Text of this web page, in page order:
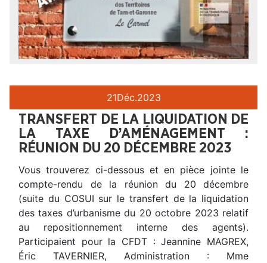
21Déc.2023
TRANSFERT DE LA LIQUIDATION DE
LA TAXE D’AMÉNAGEMENT :
RÉUNION DU 20 DÉCEMBRE 2023
Vous trouverez ci-dessous et en pièce jointe le
compte-rendu de la réunion du 20 décembre
(suite du COSUI sur le transfert de la liquidation
des taxes d’urbanisme du 20 octobre 2023 relatif
au repositionnement interne des agents).
Participaient pour la CFDT : Jeannine MAGREX,
Éric TAVERNIER, Administration : Mme